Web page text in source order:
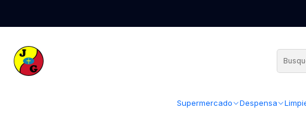
Supermercado Despensa
Perfumería
Ballerina